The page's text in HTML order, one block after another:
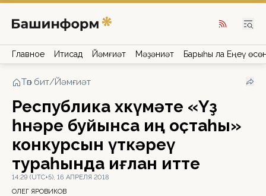
Главное Иҡтисад Йәмғиәт Мәҙәниәт Барыһы ла Еңеү
Төп бит/Йәмғиәт
Республика хөкүмәте «Үҙ
һөнәре буйынса иң оҫтаһы»
конкурсын үткәреү
тураһында иғлан итте
14:29 (UTC+5), 16 АПРЕЛЯ 2018
ОЛЕГ ЯРОВИКОВ